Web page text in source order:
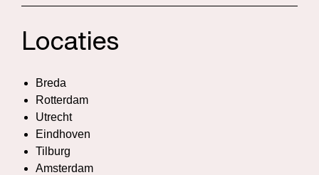
Locaties
Breda
Rotterdam
Utrecht
Eindhoven
Tilburg
Amsterdam